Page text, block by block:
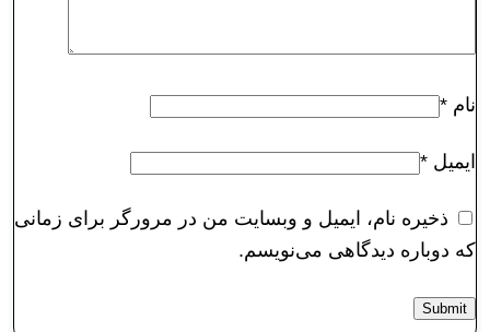
نام *
ایمیل *
ذخیره نام، ایمیل و وبسایت من در مرورگر برای زمانی
که دوباره دیدگاهی می‌نویسم.